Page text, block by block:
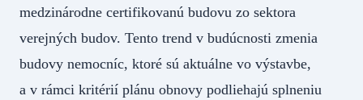
medzinárodne certifikovanú budovu zo sektora
verejných budov. Tento trend v budúcnosti zmenia
budovy nemocníc, ktoré sú aktuálne vo výstavbe,
a v rámci kritérií plánu obnovy podliehajú splneniu